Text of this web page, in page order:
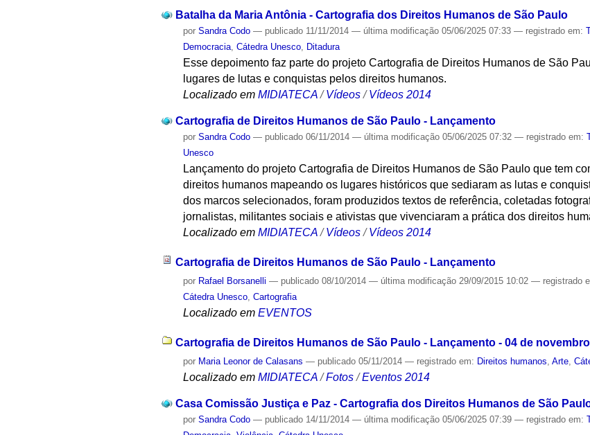
Batalha da Maria Antônia - Cartografia dos Direitos Humanos de São Paulo
porSandra Codo — publicado 11/11/2014— última modificação 05/06/2025 07:33— registrado em:
Democracia ,Cátedra Unesco Ditadura
Esse depoimento faz parte do projeto Cartografia de Direitos Humanos de São
lugares de lutas e conquistas pelos direitos humanos.
Localizado em MIDIATECA /Vídeos /Vídeos 2014
Cartografia de Direitos Humanos de São Paulo - Lançamento
porSandra Codo — publicado 06/11/2014— última modificação 05/06/2025 07:32— registrado em:
Unesco
Lançamento do projeto Cartografia de Direitos Humanos de São Paulo que tem
direitos humanos mapeando os lugares históricos que sediaram as lutas e
dos marcos selecionados, foram produzidos textos de referência, coletadas
jornalistas, militantes sociais e ativistas que vivenciaram a prática dos direitos
Localizado em MIDIATECA /Vídeos /Vídeos 2014
Cartografia de Direitos Humanos de São Paulo - Lançamento
por Rafael Borsanelli — publicado 08/10/2014— última modificação 29/09/2015 10:02— registrado
Cátedra Unesco ,Cartografia
Localizado em EVENTOS
Cartografia de Direitos Humanos de São Paulo - Lançamento - 04 de
por Maria Leonor de Calasans — publicado 05/11/2014— registrado em: Direitos humanos ,Arte ,
Localizado em MIDIATECA /Fotos /Eventos 2014
Casa Comissão Justiça e Paz - Cartografia dos Direitos Humanos de São
porSandra Codo — publicado 14/11/2014— última modificação 05/06/2025 07:39— registrado em: